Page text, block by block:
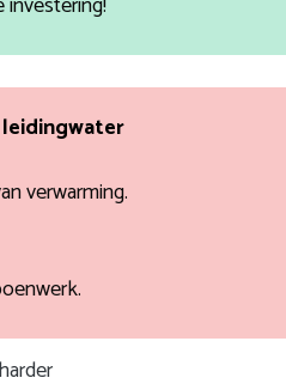
verwarming.